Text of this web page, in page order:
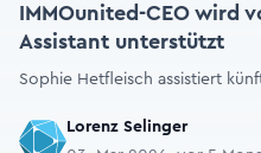
IMMOunited-CEO wird
Assistant unterstützt
Sophie Hetfleisch assistiert
Lorenz Selinger